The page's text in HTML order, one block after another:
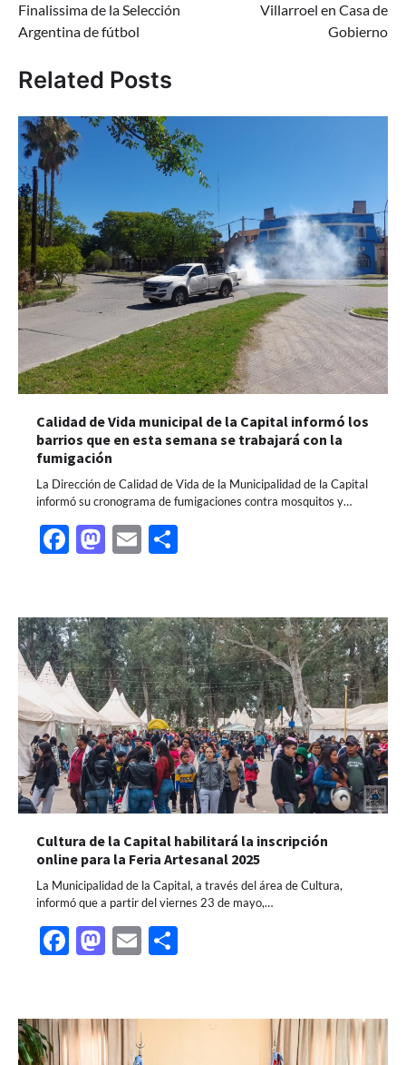
Finalissima de la Selección
Argentina de fútbol
Villarroel en Casa de
Gobierno
Related Posts
Calidad de Vida municipal de la Capital informó los
barrios que en esta semana se trabajará con la
fumigación
La Dirección de Calidad de Vida de la Municipalidad de la Capital
informó su cronograma de fumigaciones contra mosquitos y…
Facebook
Mastodon
Email
Cultura de la Capital habilitará la inscripción
online para la Feria Artesanal 2025
La Municipalidad de la Capital, a través del área de Cultura,
informó que a partir del viernes 23 de mayo,…
Facebook
Mastodon
Email